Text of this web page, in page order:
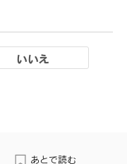
いいえ
あとで読む